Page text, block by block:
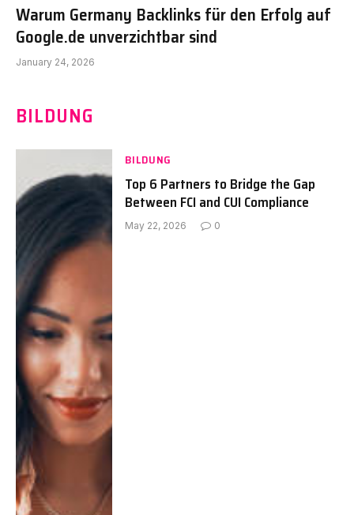
Warum Germany Backlinks für den Erfolg auf
Google.de unverzichtbar sind
January 24, 2026
BILDUNG
BILDUNG
Top 6 Partners to Bridge the Gap
Between FCI and CUI Compliance
May 22, 2026 0